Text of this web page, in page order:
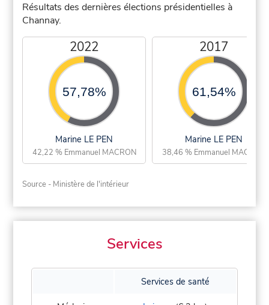
Résultats des dernières élections présidentielles à
Channay.
2022
57,78%
Marine LE PEN
42,22 % Emmanuel MACRON
2017
61,54%
Marine LE PEN
38,46 % Emmanuel MACRON
Source - Ministère de l'intérieur
Services
Services de santé